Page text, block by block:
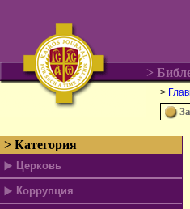
>
>
> Категория
Церковь
Коррупция